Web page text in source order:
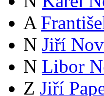
A
N Jiří
N Libor
Z Jiří